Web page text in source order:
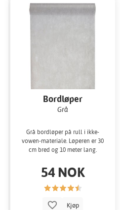
Bordløper
Grå
Grå bordløper på rull i ikke-
vowen-materiale. Løperen er 30
cm bred og 10 meter lang.
54 NOK
Kjøp